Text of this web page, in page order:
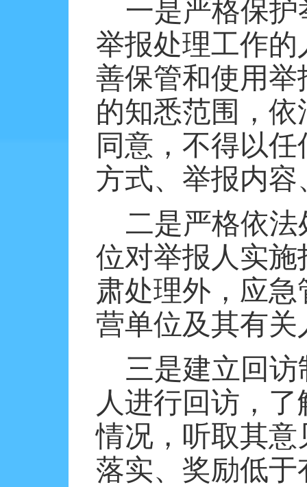
一是严格保
举报处理工作
善保管和使用
的知悉范围，
同意，不得以
方式、举报内
二是严格依
位对举报人实
肃处理外，应
营单位及其有
三是建立回
人进行回访，
情况，听取其
落实、奖励低